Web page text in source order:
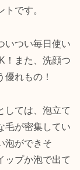
です。
いつい毎日使い
！また、洗顔つ
れもの！
しては、泡立て
毛が密集してい
泡ができそ
ップか泡で出て